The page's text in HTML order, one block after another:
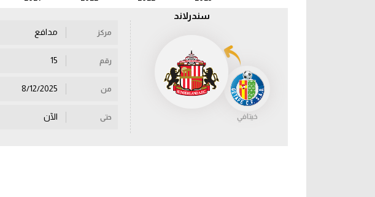
سندرلاند
خيتافي
مركز مدافع
رقم
من
حتى الآن